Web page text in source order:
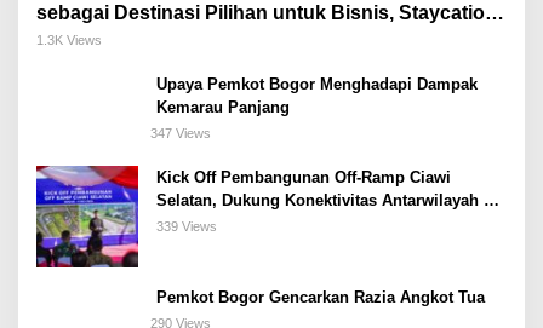
sebagai Destinasi Pilihan untuk Bisnis, Staycation,
Meeting, dan Kuliner di Jakarta Selatan
1.3K Views
Upaya Pemkot Bogor Menghadapi Dampak
Kemarau Panjang
347 Views
Kick Off Pembangunan Off-Ramp Ciawi
Selatan, Dukung Konektivitas Antarwilayah di
Bogor Selatan
339 Views
Pemkot Bogor Gencarkan Razia Angkot Tua
290 Views